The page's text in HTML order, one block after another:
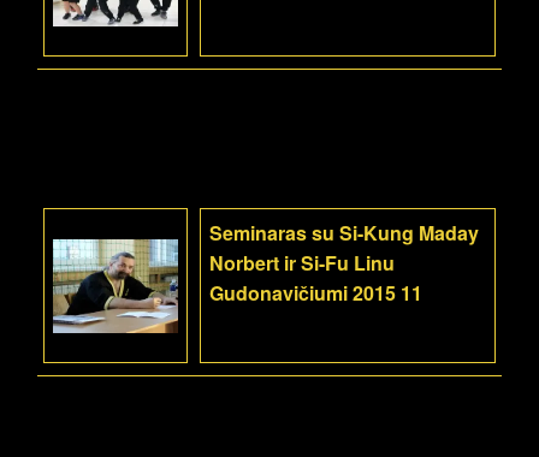
Seminaras su Si-Kung Maday
Norbert ir Si-Fu Linu
Gudonavičiumi 2015 11